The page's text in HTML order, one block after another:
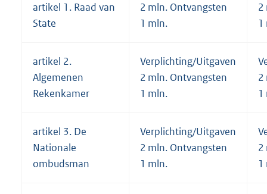
artikel 1. Raad van
State
2 mln. Ontvangsten
1 mln.
2
1
artikel 2.
Algemenen
Rekenkamer
Verplichting/Uitgaven
2 mln. Ontvangsten
1 mln.
2
1
artikel 3. De
Nationale
ombudsman
Verplichting/Uitgaven
2 mln. Ontvangsten
1 mln.
2
1